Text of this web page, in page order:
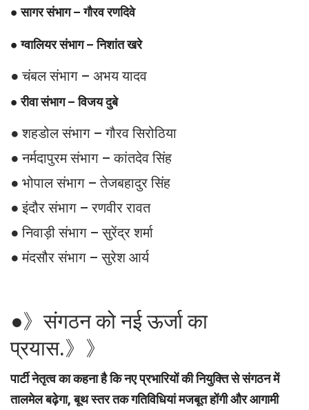
●सागर संभाग – गौरव रणदिवे
●ग्वालियर संभाग – निशांत खरे
● चंबल संभाग – अभय यादव
●रीवा संभाग – विजय दुबे
● शहडोल संभाग – गौरव सिरोठिया
● नर्मदापुरम संभाग – कांतदेव सिंह
● भोपाल संभाग – तेजबहादुर सिंह
● इंदौर संभाग – रणवीर रावत
● निवाड़ी संभाग – सुरेंद्र शर्मा
● मंदसौर संभाग – सुरेश आर्य
●》संगठन को नई ऊर्जा का
प्रयास.》》
पार्टी नेतृत्व का कहना है कि नए प्रभारियों की नियुक्ति से संगठन में
तालमेल बढ़ेगा, बूथ स्तर तक गतिविधियां मजबूत होंगी और आगामी